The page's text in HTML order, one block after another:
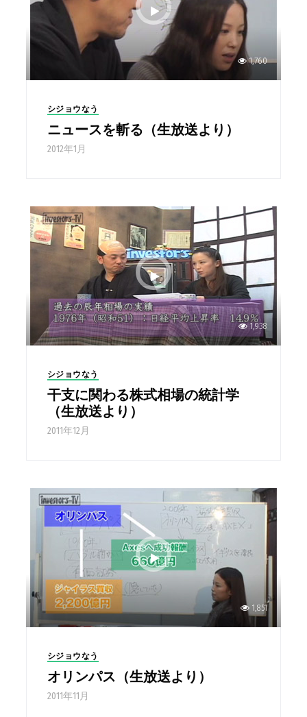
1,760
シジョウなう
ニュースを斬る（生放送より）
2012年1月
1,938
シジョウなう
干支に関わる株式相場の統計学
（生放送より）
2011年12月
1,851
シジョウなう
オリンパス（生放送より）
2011年11月